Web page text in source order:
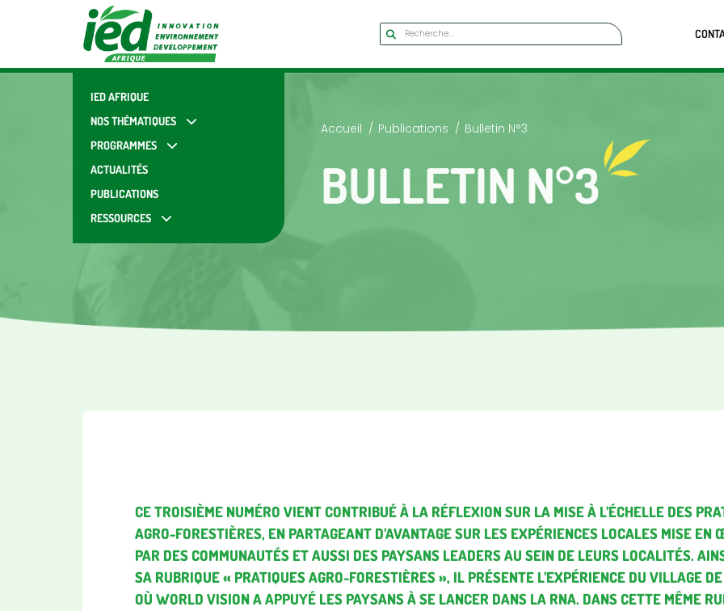
IED AFRIQUE
NOS THÉMATIQUES
PROGRAMMES
ACTUALITÉS
PUBLICATIONS
RESSOURCES
Accueil Publications Bulletin N°3
BULLETIN N°3
CE TROISIÈME NUMÉRO VIENT CONTRIBUÉ À LA RÉFLEXION SUR LA MISE À L’ÉCHELLE DES
AGRO-FORESTIÈRES, EN PARTAGEANT D’AVANTAGE SUR LES EXPÉRIENCES LOCALES MISE EN
PAR DES COMMUNAUTÉS ET AUSSI DES PAYSANS LEADERS AU SEIN DE LEURS LOCALITÉS.
SA RUBRIQUE « PRATIQUES AGRO-FORESTIÈRES », IL PRÉSENTE L’EXPÉRIENCE DU VILLAGE
OÙ WORLD VISION A APPUYÉ LES PAYSANS À SE LANCER DANS LA RNA. DANS CETTE MÊME